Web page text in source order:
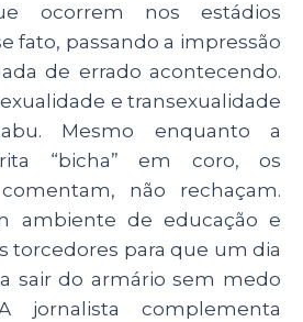
ocorrem nos estádios
fato, passando a impressão
de errado acontecendo.
e transexualidade
Mesmo enquanto a
“bicha” em coro, os
não rechaçam.
ambiente de educação e
torcedores para que um dia
sair do armário sem medo
jornalista complementa